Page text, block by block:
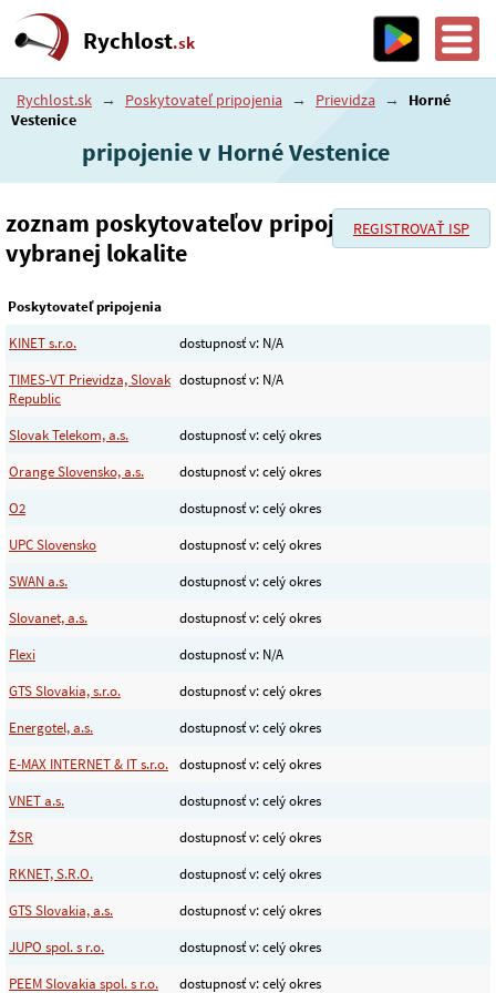
Rychlost.sk
Rychlost.sk → Poskytovateľ pripojenia → Prievidza →
Horné
Vestenice
pripojenie v Horné Vestenice
REGISTROVAŤ ISP
zoznam poskytovateľov pripojenia vo
vybranej lokalite
Poskytovateľ pripojenia
KINET s.r.o.
dostupnosť v: N/A
TIMES-VT Prievidza, Slovak
Republic
dostupnosť v: N/A
Slovak Telekom, a.s.
dostupnosť v: celý okres
Orange Slovensko, a.s.
dostupnosť v: celý okres
O2
dostupnosť v: celý okres
UPC Slovensko
dostupnosť v: celý okres
SWAN a.s.
dostupnosť v: celý okres
Slovanet, a.s.
dostupnosť v: celý okres
Flexi
dostupnosť v: N/A
GTS Slovakia, s.r.o.
dostupnosť v: celý okres
Energotel, a.s.
dostupnosť v: celý okres
E-MAX INTERNET & IT s.r.o. dostupnosť v: celý okres
VNET a.s.
dostupnosť v: celý okres
ŽSR
dostupnosť v: celý okres
RKNET, S.R.O.
dostupnosť v: celý okres
GTS Slovakia, a.s.
dostupnosť v: celý okres
JUPO spol. s r.o.
dostupnosť v: celý okres
PEEM Slovakia spol. s r.o.
dostupnosť v: celý okres